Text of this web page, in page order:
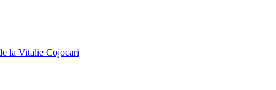
la Vitalie Cojocari